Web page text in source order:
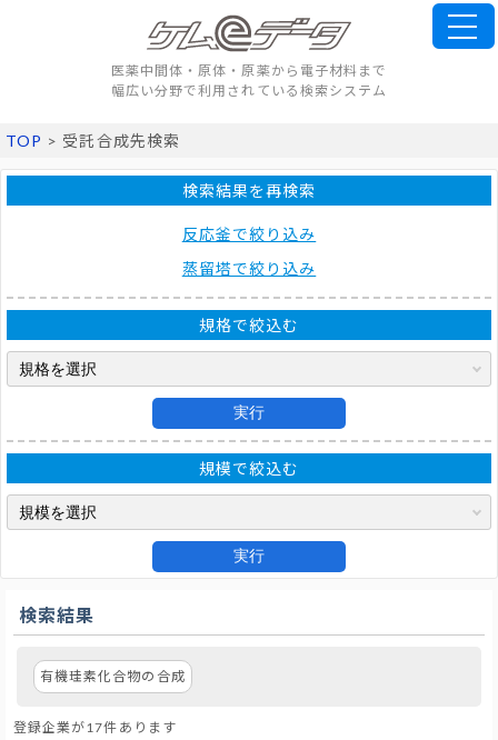
医薬中間体・原体・原薬から電子材料まで
幅広い分野で利用されている検索システム
TOP > 受託合成先検索
検索結果を再検索
反応釜で絞り込み
蒸留塔で絞り込み
規格で絞込む
実行
規模で絞込む
実行
検索結果
有機珪素化合物の合成
登録企業が17件あります